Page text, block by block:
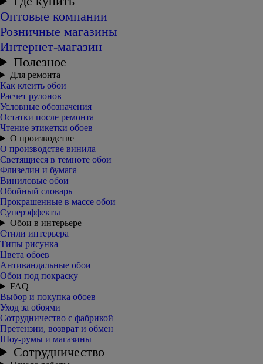
Оптовые компании
Розничные магазины
Интернет-магазин
Полезное
Для ремонта
Как клеить обои
Расчет рулонов
Условные обозначения
Остатки после ремонта
Чтение этикетки обоев
О производстве
О производстве винила
Светящиеся в темноте обои
Флизелин и бумага
Виниловые обои
Обойный словарь
Прокрашенные в массе обои
Суперэффекты
Обои в интерьере
Стили интерьера
Типы рисунка
Цвета обоев
Антивандальные обои
Обои под покраску
FAQ
Выбор и покупка обоев
Уход за обоями
Сотрудничество с фабрикой
Претензии, возврат и обмен
Шоу-румы и магазины
Сотрудничество